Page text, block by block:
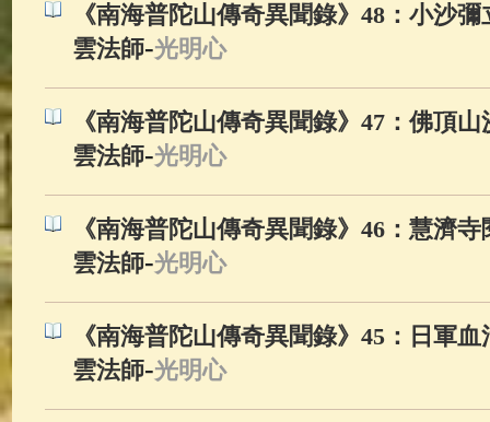
《南海普陀山傳奇異聞錄》48：小沙
雲法師-光明心
《南海普陀山傳奇異聞錄》47：佛頂
雲法師-光明心
《南海普陀山傳奇異聞錄》46：慧濟
雲法師-光明心
《南海普陀山傳奇異聞錄》45：日軍
雲法師-光明心